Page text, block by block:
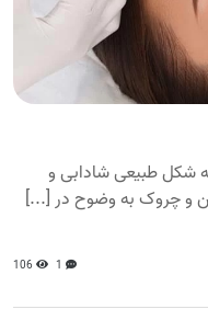
شکل طبیعی شادابی و
و چروک به وضوح در [...]
1
106